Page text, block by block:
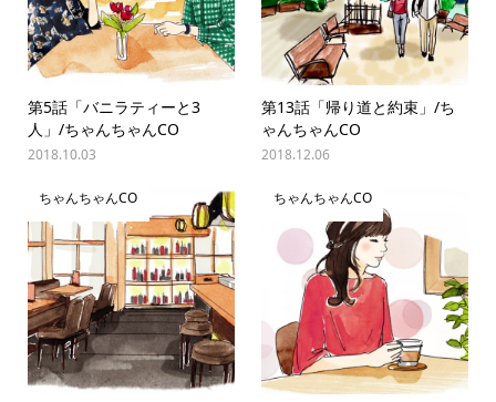
第5話「バニラティーと3
人」/ちゃんちゃんCO
2018.10.03
第13話「帰り道と約束」/ち
ゃんちゃんCO
2018.12.06
ちゃんちゃんCO ちゃんちゃんCO